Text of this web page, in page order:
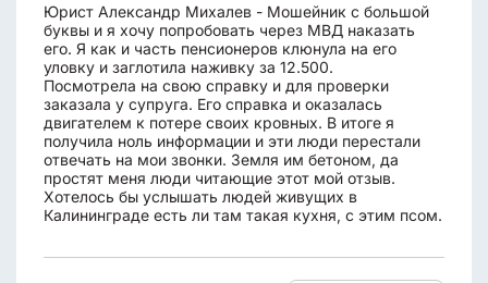
Юрист Александр Михалев - Мошейник с большой
буквы и я хочу попробовать через МВД наказать
его. Я как и часть пенсионеров клюнула на его
уловку и заглотила наживку за 12.500.
Посмотрела на свою справку и для проверки
заказала у супруга. Его справка и оказалась
двигателем к потере своих кровных. В итоге я
получила ноль информации и эти люди перестали
отвечать на мои звонки. Земля им бетоном, да
простят меня люди читающие этот мой отзыв.
Хотелось бы услышать людей живущих в
Калининграде есть ли там такая кухня, с этим псом.